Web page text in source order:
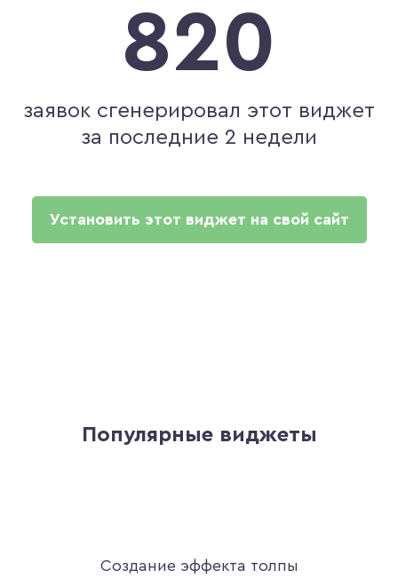
820
заявок сгенерировал этот виджет
за последние 2 недели
Установить этот виджет на свой сайт
Популярные виджеты
Создание эффекта толпы